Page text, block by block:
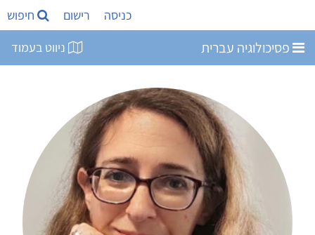
כניסה רישום חיפוש
פסיכולוגיה עברית ניווט בעמוד